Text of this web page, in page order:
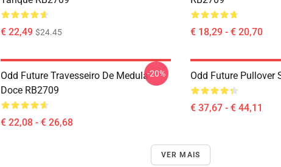
€ 22,49 $24.45 € 18,29 - € 20,70
Odd Future Travesseiro De Medula
Doce RB2709
€ 22,08 - € 26,68
-20% Odd Future Pullover
€ 37,67 - € 44,11
VER MAIS